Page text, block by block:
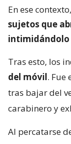
En ese
sujetos que
intimidándolo
Tras esto, los
del móvil. Fue
tras bajar del
carabinero y
Al percatarse